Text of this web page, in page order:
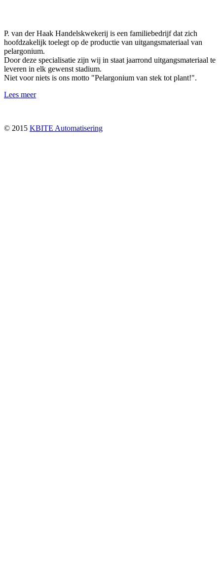
P. van der Haak Handelskwekerij is een familiebedrijf dat zich
hoofdzakelijk toelegt op de productie van uitgangsmateriaal van
pelargonium.
Door deze specialisatie zijn wij in staat jaarrond uitgangsmateriaal te
leveren in elk gewenst stadium.
Niet voor niets is ons motto "Pelargonium van stek tot plant!".
Lees meer
© 2015 KBITE Automatisering